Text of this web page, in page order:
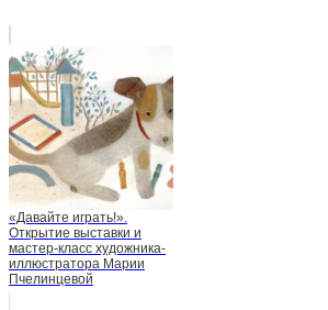
«Давайте играть!».
Открытие выставки и
мастер-класс художника-
иллюстратора Марии
Пчелинцевой